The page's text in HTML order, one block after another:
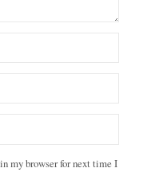
my browser for next time I